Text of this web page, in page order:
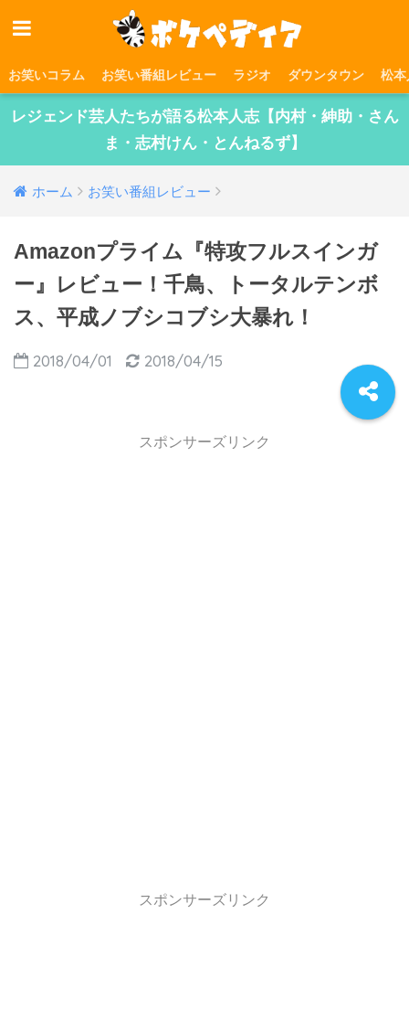
お笑いコラム お笑い番組レビュー ラジオ ダウンタウン 松本
レジェンド芸人たちが語る松本人志【内村・紳助・さん
ま・志村けん・とんねるず】
ホーム お笑い番組レビュー
Amazonプライム『特攻フルスインガ
ー』レビュー！千鳥、トータルテンボ
ス、平成ノブシコブシ大暴れ！
2018/04/01 2018/04/15
スポンサーズリンク
スポンサーズリンク